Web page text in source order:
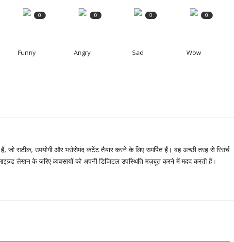
0
Funny
0
Angry
0
Sad
0
Wow
जो सटीक, उपयोगी और भरोसेमंद कंटेंट तैयार करने के लिए समर्पित हैं। वह अच्छी तरह से रिसर्च
लेखन के ज़रिए व्यवसायों को अपनी डिजिटल उपस्थिति मज़बूत करने में मदद करती हैं।